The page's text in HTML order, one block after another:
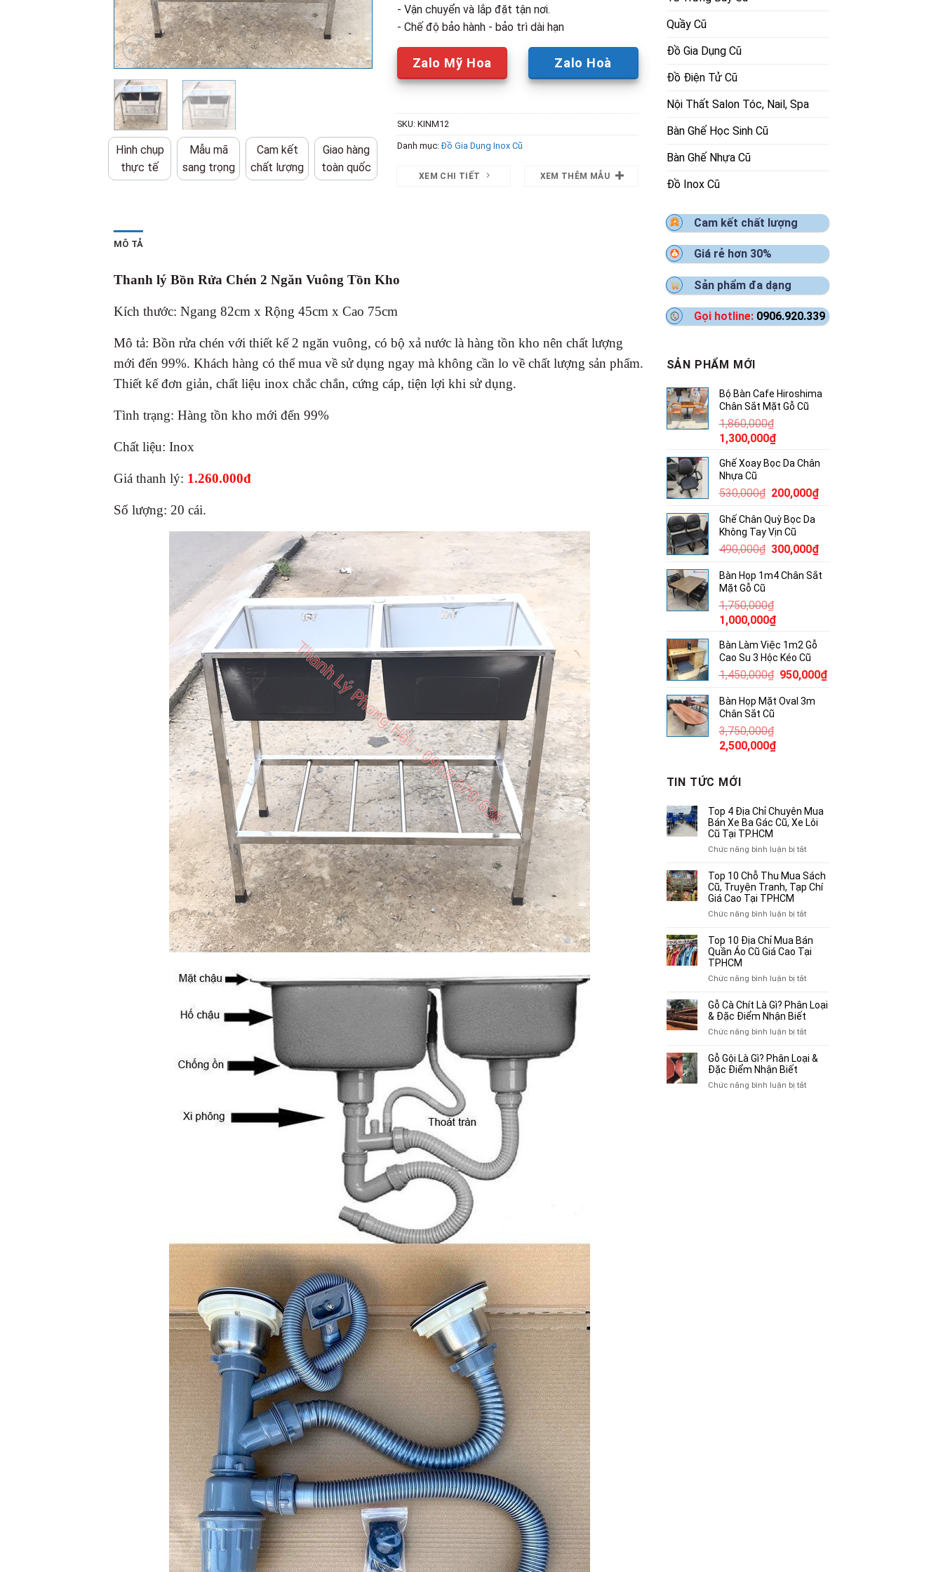
Hình chụp
thực tế
Mẫu mã
sang trọng
Cam kết
chất lượng
Giao hàng
toàn quốc
- Vận chuyển và lắp đặt tận nơi.
- Chế độ bảo hành - bảo trì dài hạn
Zalo Mỹ Hoa Zalo Hoà
SKU: KINM12
Danh mục:Đồ Gia Dụng Inox Cũ
XEM CHI TIẾT XEM THÊM MẪU
MÔ TẢ
Thanh lý Bồn Rửa Chén 2 Ngăn Vuông Tồn Kho
Kích thước: Ngang 82cm x Rộng 45cm x Cao 75cm
Mô tả: Bồn rửa chén với thiết kế 2 ngăn vuông, có bộ xả nước là hàng tồn kho nên chất lượng
mới đến 99%. Khách hàng có thể mua về sử dụng ngay mà không cần lo về chất lượng sản phẩm.
Thiết kế đơn giản, chất liệu inox chắc chắn, cứng cáp, tiện lợi khi sử dụng.
Tình trạng: Hàng tồn kho mới đến 99%
Chất liệu: Inox
Giá thanh lý: 1.260.000đ
Số lượng: 20 cái.
Quầy Cũ
Đồ Gia Dụng Cũ
Đồ Điện Tử Cũ
Nội Thất Salon Tóc, Nail, Spa
Bàn Ghế Học Sinh Cũ
Bàn Ghế Nhựa Cũ
Đồ Inox Cũ
Cam kết chất lượng
Giá rẻ hơn 30%
Sản phẩm đa dạng
Gọi hotline: 0906.920.339
SẢN PHẨM MỚI
Bộ Bàn Cafe Hiroshima
Chân Sắt Mặt Gỗ Cũ
1,860,000₫
Giá
là:
1,860,000₫.
1,300,000₫Giá
tại
1,300,000₫.
Ghế Xoay Bọc Da Chân
Nhựa Cũ
530,000₫ Giá
là:
530,000₫.
200,000₫Giá
Ghế Chân Quỳ Bọc Da
Không Tay Vịn Cũ
490,000₫ Giá
là:
300,000₫Giá
tại
Bàn Họp 1m4 Chân Sắt
Mặt Gỗ Cũ
1,750,000₫
Giá
là:
1,750,000₫.
1,000,000₫Giá
tại
là:
1,000,000₫.
Bàn Làm Việc 1m2 Gỗ
Cao Su 3 Hộc Kéo Cũ
1,450,000₫ Giá
là:
950,000₫Giá
Bàn Họp Mặt Oval 3m
Chân Sắt Cũ
3,750,000₫
Giá
là:
3,750,000₫.
2,500,000₫Giá
2,500,000₫.
TIN TỨC MỚI
Top 4 Địa Chỉ Chuyên Mua
Bán Xe Ba Gác Cũ, Xe Lôi
Cũ Tại TP.HCM
Chức năng bình luận bị tắtở
4
Địa
Xe
Ba
Cũ,
Lôi
Cũ
Tại
Top 10 Chỗ Thu Mua Sách
Cũ, Truyện Tranh, Tạp Chí
Giá Cao Tại TPHCM
Chức năng bình luận bị tắtở
10
Chỗ
Truyện
Tranh,
Tạp
Giá
Tại
Top 10 Địa Chỉ Mua Bán
Quần Áo Cũ Giá Cao Tại
TPHCM
Chức năng bình luận bị tắtở
10
Địa
Mua
Quần
Cũ
Gỗ Cà Chít Là Gì? Phân Loại
& Đặc Điểm Nhận Biết
Chức năng bình luận bị tắtở
Cà
Gì?
Gỗ Gội Là Gì? Phân Loại &
Đặc Điểm Nhận Biết
Chức năng bình luận bị tắtở